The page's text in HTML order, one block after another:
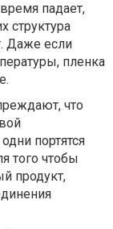
падает,
структура
Даже если
пленка
что
портятся
того чтобы
продукт,